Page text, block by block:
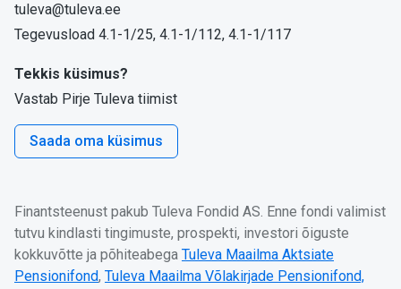
tuleva@tuleva.ee
Tegevusload 4.1-1/25, 4.1-1/112, 4.1-1/117
Tekkis küsimus?
Vastab Pirje Tuleva tiimist
Saada oma küsimus
Finantsteenust pakub Tuleva Fondid AS. Enne fondi valimist
tutvu kindlasti tingimuste, prospekti, investori õiguste
kokkuvõtte ja põhiteabega Tuleva Maailma Aktsiate
Pensionifond, Tuleva Maailma Võlakirjade Pensionifond,